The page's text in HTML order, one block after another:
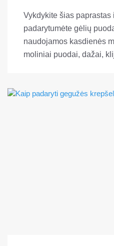
Vykdykite šias paprastas
padarytumėte gėlių
naudojamos kasdienės
moliniai puodai, dažai,